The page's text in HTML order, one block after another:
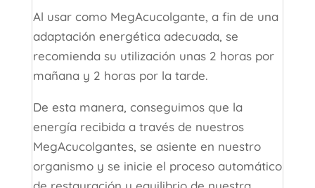
Al usar como MegAcucolgante, a fin de una
adaptación energética adecuada, se
recomienda su utilización unas 2 horas por
mañana y 2 horas por la tarde.
De esta manera, conseguimos que la
energía recibida a través de nuestros
MegAcucolgantes, se asiente en nuestro
organismo y se inicie el proceso automático